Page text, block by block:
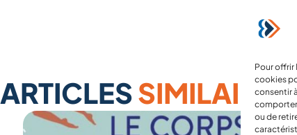
Pour offrir
cookies
consentir
ou de
ARTICLESSIMILAIRES